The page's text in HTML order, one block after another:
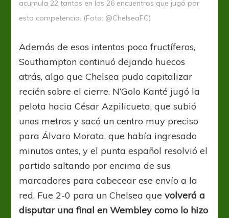
acumula 22 tantos en los 26 encuentros que jugó por
esta competencia. (Foto: @ChelseaFC)
Además de esos intentos poco fructíferos,
Southampton continuó dejando huecos
atrás, algo que Chelsea pudo capitalizar
recién sobre el cierre. N’Golo Kanté jugó la
pelota hacia César Azpilicueta, que subió
unos metros y sacó un centro muy preciso
para Álvaro Morata, que había ingresado
minutos antes, y el punta español resolvió el
partido saltando por encima de sus
marcadores para cabecear ese envío a la
red. Fue 2-0 para un Chelsea quevolverá a
disputar una final en Wembley como lo hizo